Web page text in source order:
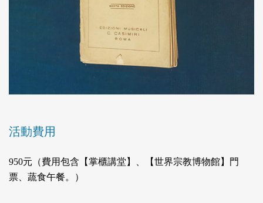
活動費用
950元（費用包含【掌櫃講堂】、【世界宗教博物館】門
票、蔬食午餐。）